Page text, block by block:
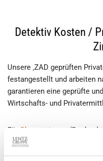
Detektiv Kosten /
Unsere ‚ZAD geprüften
festangestellt und arbeiten
garantieren eine geprüfte
Wirtschafts- und
Für Observationen
Stundensatz, je
Privatermittler, schon